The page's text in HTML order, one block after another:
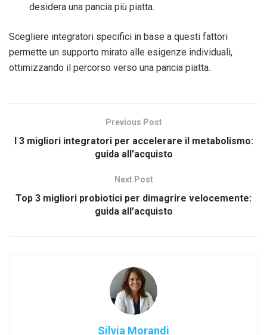
desidera una pancia più piatta.
Scegliere integratori specifici in base a questi fattori
permette un supporto mirato alle esigenze individuali,
ottimizzando il percorso verso una pancia piatta.
Previous Post
I 3 migliori integratori per accelerare il metabolismo:
guida all’acquisto
Next Post
Top 3 migliori probiotici per dimagrire velocemente:
guida all’acquisto
Silvia Morandi